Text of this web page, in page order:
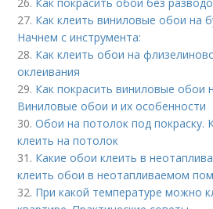
27. Как клеить виниловые обои на
Начнем с инструмента:
28. Как клеить обои на
оклеивания
29. Как покрасить виниловые обои
Виниловые обои и их особенности
30.Обои на потолок под покраску.
клеить на потолок
31. Какие обои клеить в
клеить обои в неотапливаемом
32. При какой температуре можно